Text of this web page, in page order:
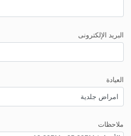
البريد الإلكترونى
العيادة
ملاحظات